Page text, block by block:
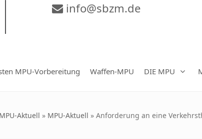
info@sbzm.de
MPU-Vorbereitung Waffen-MPU DIE MPU
MPU-Aktuell » MPU-Aktuell » Anforderung an eine